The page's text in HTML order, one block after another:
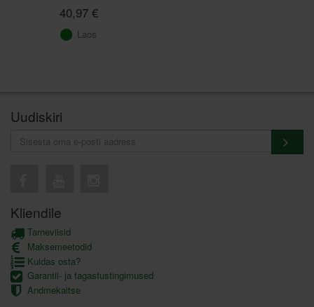
40,97 €
Laos
Uudiskiri
Kliendile
Tarneviisid
Maksemeetodid
Kuidas osta?
Garantii- ja tagastustingimused
Andmekaitse